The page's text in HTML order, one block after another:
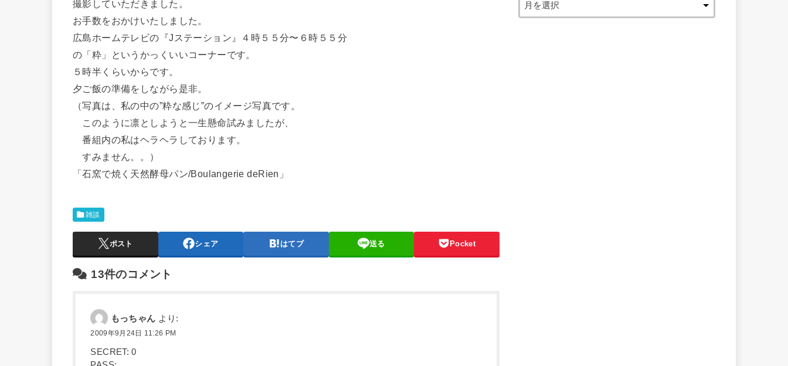
撮影していただきました。
お手数をおかけいたしました。
広島ホームテレビの『Jステーション』４時５５分〜６時５５分
の「粋」というかっくいいコーナーです。
５時半くらいからです。
夕ご飯の準備をしながら是非。
（写真は、私の中の”粋な感じ”のイメージ写真です。
このように凛としようと一生懸命試みましたが、
番組内の私はヘラヘラしております。
すみません。。）
「石窯で焼く天然酵母パン/Boulangerie deRien」
雑談
ポスト シェア はてブ 送る Pocket
13件のコメント
もっちゃん より:
2009年9月24日 11:26 PM
SECRET: 0